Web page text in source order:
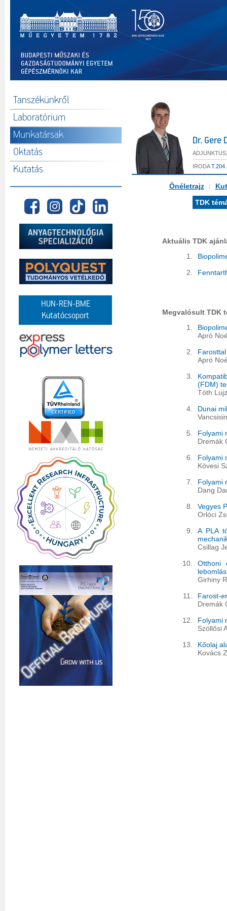
Tanszékünkről
Laboratórium
Munkatársak
Oktatás
Kutatás
HUN-REN-BME
Kutatócsoport
Dr. Gere
IRODAT.204.
Önéletrajz |
TDK
Aktuális TDK
1.
2.
Megvalósult TDK
1.
Apró
2.
Apró
3.
(FDM)
Tóth
4.
Dunai
5.
Folyami
Dremák
6.
Folyami
Kövesi
7.
Folyami
Dang
8.
Vegyes
Orlóci
9.
A PLA
Csillag
10.
Otthoni
Girhiny
11.
Farost-
Dremák
12.
Folyami
Szöllősi
13.
Kőolaj
Kovács